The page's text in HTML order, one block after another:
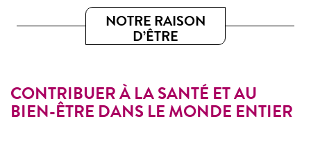
NOTRE RAISON
D’ÊTRE
CONTRIBUER À LA SANTÉ ET AU
BIEN-ÊTRE DANS LE MONDE ENTIER